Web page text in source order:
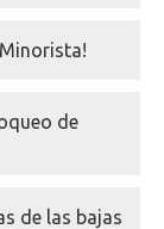
de
de las bajas